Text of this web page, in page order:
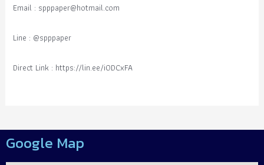
Email : spppaper@hotmail.com
Line : @spppaper
Direct Link : https://lin.ee/i0DCxFA
Google Map